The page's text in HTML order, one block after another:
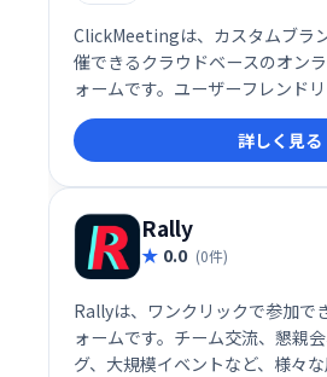
ClickMeetingは、カスタムブラ
催できるクラウドベースのオン
ォームです。ユーザーフレンド
スを備え、参加者とのインタラ
やスムーズな情報共有をサポート
を効率化します。
詳しく見る
Rally
0.0 (0件)
Rallyは、ワンクリックで参加で
ォームです。チーム交流、懇親
グ、大規模イベントなど、様々